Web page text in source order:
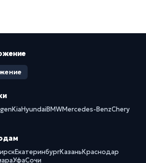
KiaHyundaiBMWMercedes-BenzChery
ЕкатеринбургКазаньКраснодар
УфаСочи